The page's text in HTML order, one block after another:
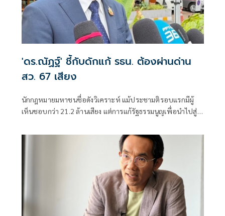
'ดร.ณัฏฐ์' ชี้กับดักแก้ รธน. ต้องผ่านด่าน
สว. 67 เสียง
นักกฎหมายมหาชนชื่อดังวิเคราะห์ แม้ประชามติรอบแรกมีผู้
เห็นชอบกว่า 21.2 ล้านเสียง แต่การแก้รัฐธรรมนูญเพื่อนำไปสู่
สว. ไม่น้อยกว่า 67 คนทั้งวาระ 1 และวาระ 3 มองโอกาสผ่าน
ร่างแทบเป็นศูนย์หากรวบรวมเสียงวุฒิสภาไม่ได้